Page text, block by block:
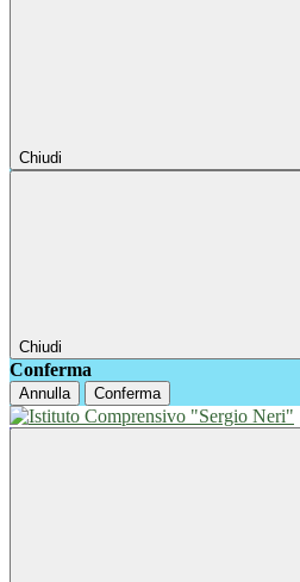
Chiudi
Chiudi
Conferma
Annulla Conferma